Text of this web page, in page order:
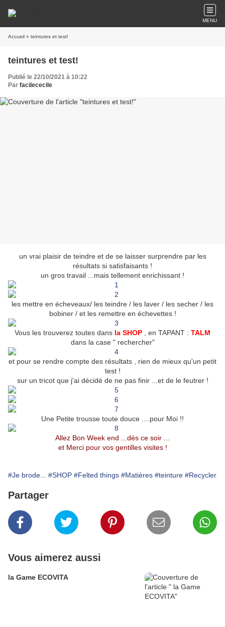
MENU
Accueil » teintures et test!
teintures et test!
Publié le 22/10/2021 à 10:22
Par facilececile
un vrai plaisir de teindre et de se laisser surprendre par les
résultats si satisfaisants !
un gros travail ...mais tellement enrichissant !
les mettre en écheveaux/ les teindre / les laver / les secher / les
bobiner / et les remettre en échevettes !
Vous les trouverez toutes dans la SHOP , en TAPANT : TALM
dans la case " rechercher"
et pour se rendre compte des résultats , rien de mieux qu'un petit
test !
sur un tricot que j'ai décidé de ne pas finir ...et de le feutrer !
Une Petite trousse toute douce ....pour Moi !!
Allez Bon Week end ...dés ce soir ...
et Merci pour vos gentilles visites !
#Je brode... #SHOP #Felted things #Matières #teinture #Recycler
Partager
Vous aimerez aussi
la Game ECOVITA